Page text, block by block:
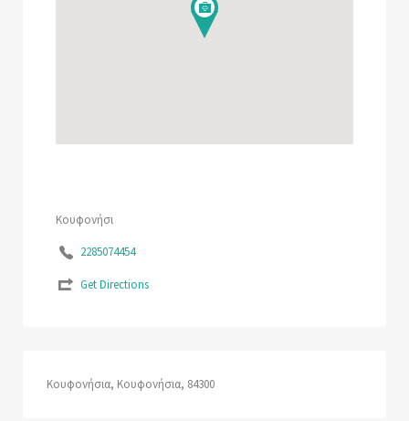
Κουφονήσι
2285074454
Get Directions
Κουφονήσια, Κουφονήσια, 84300